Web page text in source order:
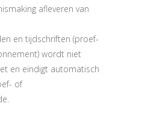
afleveren van
en tijdschriften (proef-
wordt niet
en eindigt automatisch
of